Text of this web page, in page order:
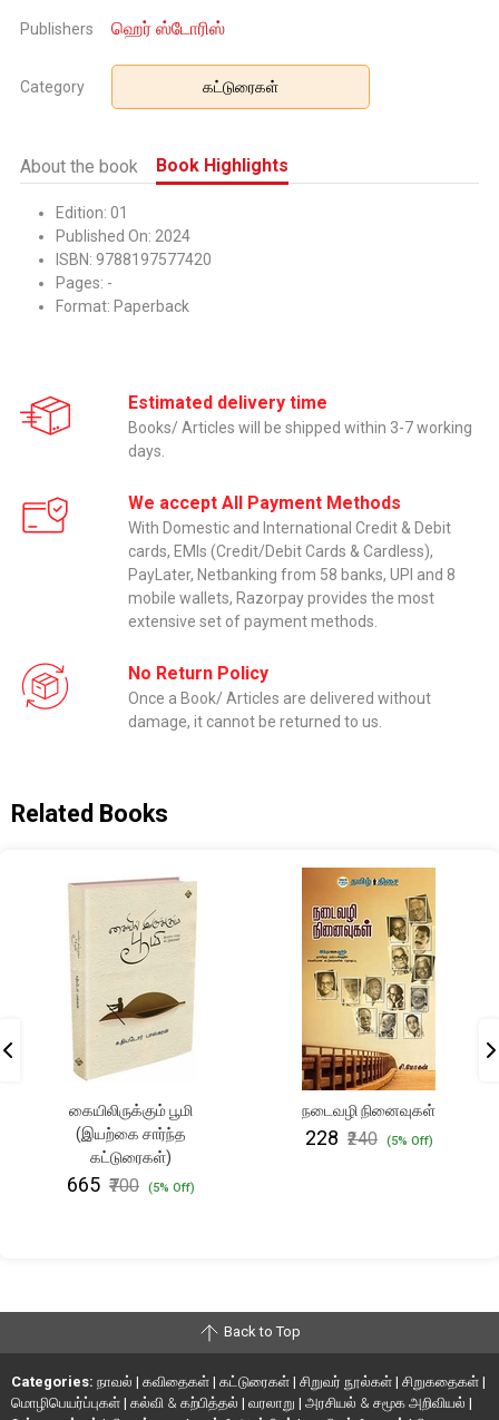
Publishers ஹெர் ஸ்டோரிஸ்
Category கட்டுரைகள்
About the book Book Highlights
Edition: 01
Published On: 2024
ISBN: 9788197577420
Pages: -
Format: Paperback
Estimated delivery time
Books/ Articles will be shipped within 3-7 working
days.
We accept All Payment Methods
With Domestic and International Credit & Debit
cards, EMIs (Credit/Debit Cards & Cardless),
PayLater, Netbanking from 58 banks, UPI and 8
mobile wallets, Razorpay provides the most
extensive set of payment methods.
No Return Policy
Once a Book/ Articles are delivered without
damage, it cannot be returned to us.
Related Books
கையிலிருக்கும் பூமி
(இயற்கை சார்ந்த
கட்டுரைகள்)
₹665 ₹700 (5% Off)
நடைவழி நினைவுகள்
₹228 ₹240 (5% Off)
Back to Top
Categories: நாவல் | கவிதைகள் | கட்டுரைகள் | சிறுவர் நூல்கள் | சிறுகதைகள் |
மொழிபெயர்ப்புகள் | கல்வி & கற்பித்தல் | வரலாறு | அரசியல் & சமூக அறிவியல் |